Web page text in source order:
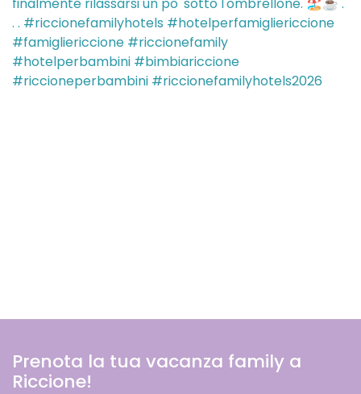
Prenota la tua vacanza family a
Riccione!